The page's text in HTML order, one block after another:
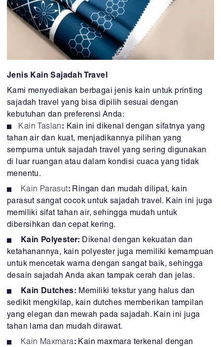
Jenis Kain Sajadah Travel
Kami menyediakan berbagai jenis kain untuk printing
sajadah travel yang bisa dipilih sesuai dengan
kebutuhan dan preferensi Anda:
Kain Taslan: Kain ini dikenal dengan sifatnya yang
tahan air dan kuat, menjadikannya pilihan yang
sempurna untuk sajadah travel yang sering digunakan
di luar ruangan atau dalam kondisi cuaca yang tidak
menentu.
Kain Parasut: Ringan dan mudah dilipat, kain
parasut sangat cocok untuk sajadah travel. Kain ini juga
memiliki sifat tahan air, sehingga mudah untuk
dibersihkan dan cepat kering.
Kain Polyester: Dikenal dengan kekuatan dan
ketahanannya, kain polyester juga memiliki kemampuan
untuk mencetak warna dengan sangat baik, sehingga
desain sajadah Anda akan tampak cerah dan jelas.
Kain Dutches: Memiliki tekstur yang halus dan
sedikit mengkilap, kain dutches memberikan tampilan
yang elegan dan mewah pada sajadah. Kain ini juga
tahan lama dan mudah dirawat.
Kain Maxmara: Kain maxmara terkenal dengan